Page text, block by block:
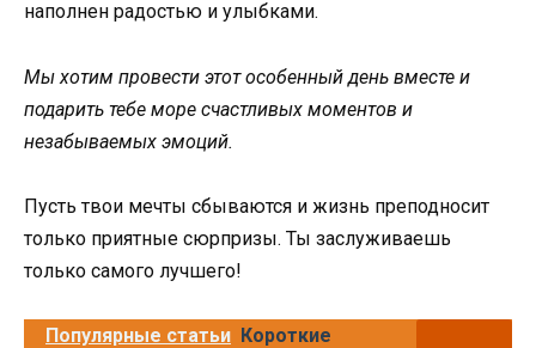
наполнен радостью и улыбками.
Мы хотим провести этот особенный день вместе и
подарить тебе море счастливых моментов и
незабываемых эмоций.
Пусть твои мечты сбываются и жизнь преподносит
только приятные сюрпризы. Ты заслуживаешь
только самого лучшего!
Популярные статьи Короткие